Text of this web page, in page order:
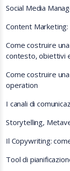
Social Media
Content
Come costruire
contesto, obiettivi
Come costruire
operation
I canali di
Storytelling,
Il Copywriting:
Tool di